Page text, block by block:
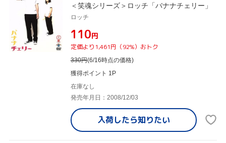
＜笑魂シリーズ＞ロッチ「バナナチェリー」
ロッチ
¥110円
定価より1,461円（92%）おトク
330円(6/16時点の価格)
獲得ポイント 1P
在庫なし
発売年月日：2008/12/03
入荷したら知りたい